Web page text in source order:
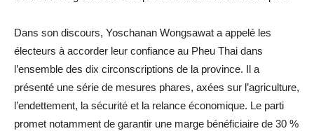
Dans son discours, Yoschanan Wongsawat a appelé les
électeurs à accorder leur confiance au Pheu Thai dans
l’ensemble des dix circonscriptions de la province. Il a
présenté une série de mesures phares, axées sur l’agriculture,
l’endettement, la sécurité et la relance économique. Le parti
promet notamment de garantir une marge bénéficiaire de 30 %